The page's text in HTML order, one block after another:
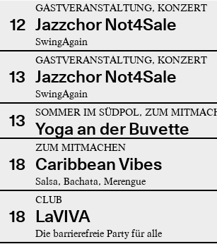
12
GASTVERANSTALTUNG, KONZERT
Jazzchor Not4Sale
SwingAgain
13
GASTVERANSTALTUNG, KONZERT
Jazzchor Not4Sale
SwingAgain
13 SOMMER IM SÜDPOL, ZUM
Yoga an der Buvette
18
ZUM MITMACHEN
Caribbean Vibes
Salsa, Bachata, Merengue
18
CLUB
LaVIVA
Die barrierefreie Party für alle